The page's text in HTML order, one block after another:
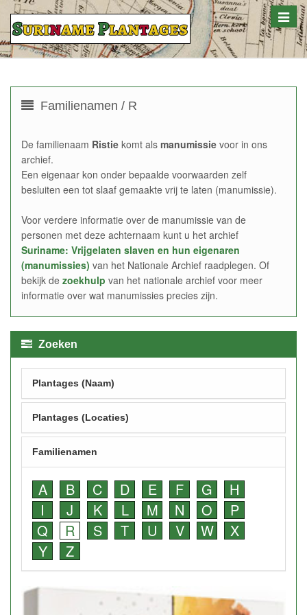
Toggle
Familienamen / R
De familienaam Ristie komt als manumissie voor in ons
archief.
Een eigenaar kon onder bepaalde voorwaarden zelf
besluiten een tot slaaf gemaakte vrij te laten (manumissie).
Voor verdere informatie over de manumissie van de
personen met deze achternaam kunt u het archief
Suriname: Vrijgelaten slaven en hun eigenaren
(manumissies) van het Nationale Archief raadplegen. Of
bekijk de zoekhulp van het nationale archief voor meer
informatie over wat manumissies precies zijn.
Zoeken
Plantages (Naam)
Plantages (Locaties)
Familienamen
A B C D E F G
H
I
J K L M N O
P
Q
R S T U V W
X
Y
Z